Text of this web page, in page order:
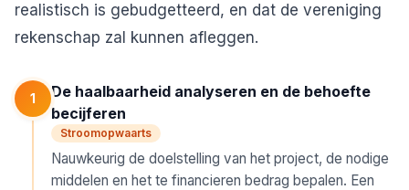
realistisch is gebudgetteerd, en dat de vereniging
rekenschap zal kunnen afleggen.
1
De haalbaarheid analyseren en de behoefte
becijferen
Stroomopwaarts
Nauwkeurig de doelstelling van het project, de nodige
middelen en het te financieren bedrag bepalen. Een